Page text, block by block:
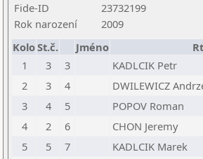
Fide-ID
23732199
Rok narození
2009
KoloSt.č. Jméno
1
3 3 KADLCIK Petr
2
3 4 DWILEWICZ
3
4 5 POPOV Roman
4
2 6 CHON Jeremy
5
5 7 KADLCIK Marek